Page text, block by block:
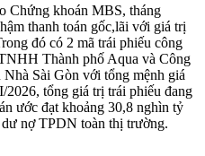
Chứng khoán MBS, tháng
thanh toán gốc,lãi với giá trị
đó có 2 mã trái phiếu công
Thành phố Aqua và Công
Sài Gòn với tổng mệnh giá
tổng giá trị trái phiếu đang
ước đạt khoảng 30,8 nghìn tỷ
nợ TPDN toàn thị trường.